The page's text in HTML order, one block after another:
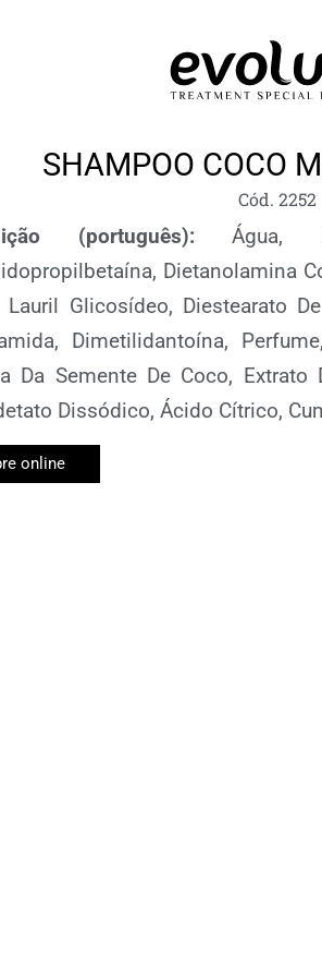
SHAMPOO COCO
Cód. 2252
(português):Água,
Dietanolamina
Lauril Glicosídeo, Diestearato
Dimetilidantoína,
Da Semente De Coco,
Dissódico, Ácido Cítrico,
online